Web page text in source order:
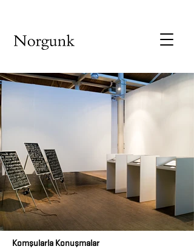
Komşularla Konuşmalar